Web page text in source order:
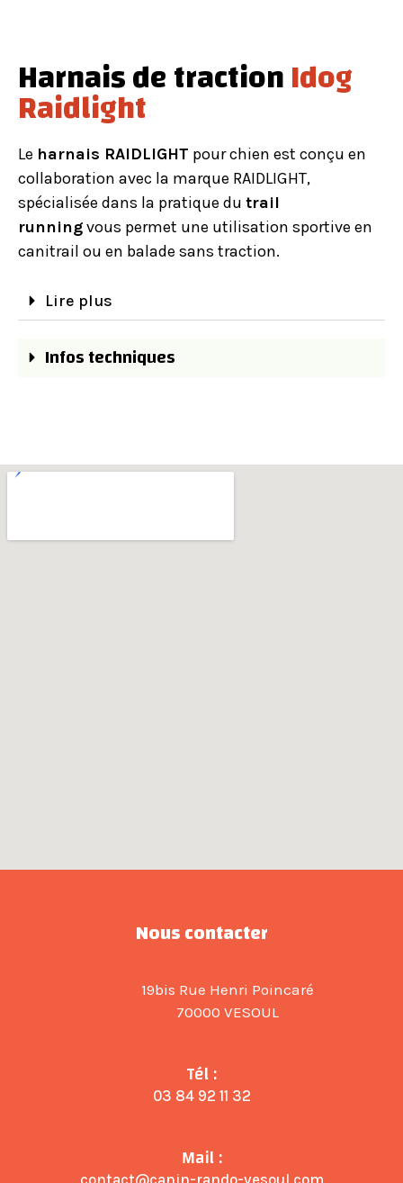
Harnais de tractionIdog
Raidlight
Le harnais RAIDLIGHT pour chien est conçu en
collaboration avec la marque RAIDLIGHT,
spécialisée dans la pratique du trail
runningvous permet une utilisation sportive en
canitrail ou en balade sans traction.
Lire plus
Infos techniques
Nous contacter
19bis Rue Henri Poincaré
70000 VESOUL
Tél :
03 84 92 11 32
Mail :
contact@canin-rando-vesoul.com